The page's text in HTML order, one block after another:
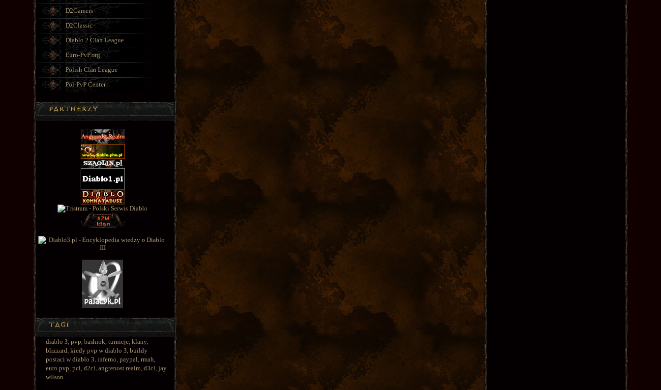
D2Gamers
D2Classic
Diablo 2 Clan League
Euro-PvP.org
Polish Clan League
Pol-PvP Center
diablo 3, pvp, bashiok, turnieje, klany,
blizzard, kiedy pvp w diablo 3, buildy
postaci w diablo 3, inferno, paypal, rmah,
euro pvp, pcl, d2cl, angrenost realm, d3cl, jay
wilson